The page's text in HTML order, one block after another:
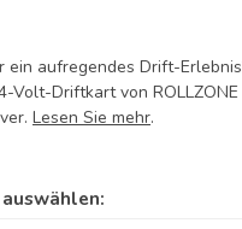
ein aufregendes Drift-
Volt-Driftkart von
Lesen Sie mehr.